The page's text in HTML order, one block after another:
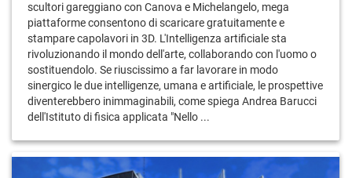
scultori gareggiano con Canova e Michelangelo, mega
piattaforme consentono di scaricare gratuitamente e
stampare capolavori in 3D. L'Intelligenza artificiale sta
rivoluzionando il mondo dell'arte, collaborando con l'uomo o
sostituendolo. Se riuscissimo a far lavorare in modo
sinergico le due intelligenze, umana e artificiale, le prospettive
diventerebbero inimmaginabili, come spiega Andrea Barucci
dell'Istituto di fisica applicata "Nello ...